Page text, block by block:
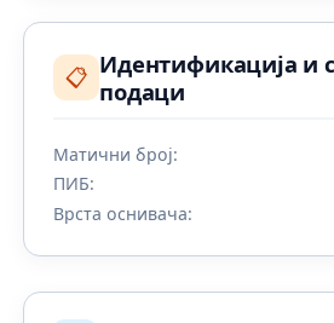
📋 Идентификација и
подаци
Матични број:
ПИБ:
Врста оснивача: